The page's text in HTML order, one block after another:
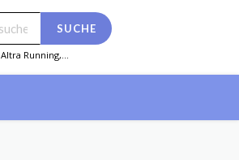
SUCHE
Altra Running,...